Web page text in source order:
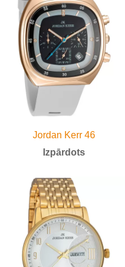
Jordan Kerr 46
Izpārdots